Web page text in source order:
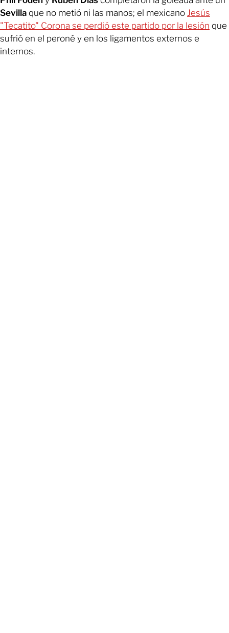
Sevilla que no metió ni las manos; el mexicano Jesús
"Tecatito" Corona se perdió este partido por la lesión que
sufrió en el peroné y en los ligamentos externos e
internos.